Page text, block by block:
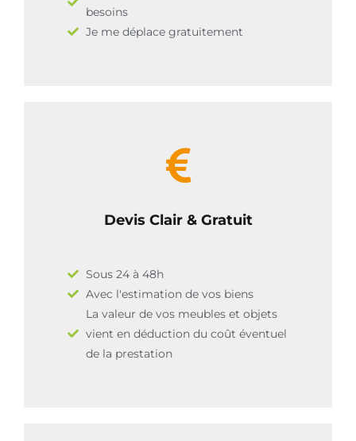
besoins
Je me déplace gratuitement
Devis Clair & Gratuit
Sous 24 à 48h
Avec l'estimation de vos biens
La valeur de vos meubles et objets
vient en déduction du coût éventuel
de la prestation